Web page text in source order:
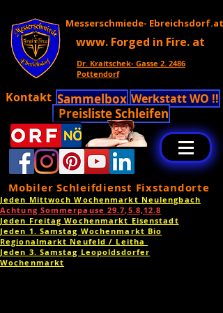
Messerschmiede- Ebreichsdorf.at
www. Forged in Fire. at
Dr. Kraitschek- Gasse 2. 2486
Pottendorf
Kontakt Sammelbox Werkstatt WO !!
Preisliste Schleifen
Mobiler Schleifdienst Fixstandorte
Jeden Mittwoch Wochenmarkt Neulengbach
Achtung Sommerpause 29.7,5.8,12.8
Jeden Freitag Wochenmarkt Eisenstadt
Jeden 1. Samstag Wochenmarkt Bio
Regionalmarkt Neufeld / Leitha
Jeden 3. Samstag Leopoldsdorfer
Wochenmarkt